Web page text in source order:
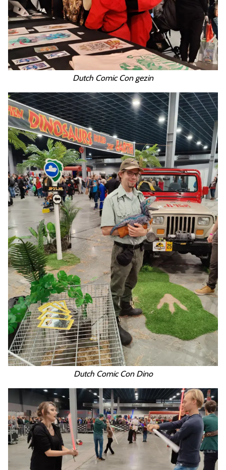
Dutch Comic Con gezin
Dutch Comic Con Dino